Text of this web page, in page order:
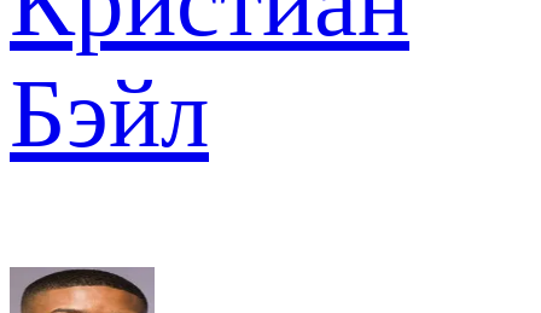
Бэйл